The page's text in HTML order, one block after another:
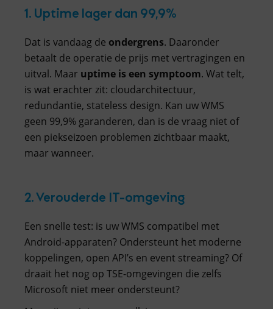
1. Uptime lager dan 99,9%
Dat is vandaag de ondergrens. Daaronder
betaalt de operatie de prijs met vertragingen en
uitval. Maar uptime is een symptoom. Wat telt,
is wat erachter zit: cloudarchitectuur,
redundantie, stateless design. Kan uw WMS
geen 99,9% garanderen, dan is de vraag niet of
een piekseizoen problemen zichtbaar maakt,
maar wanneer.
2. Verouderde IT-omgeving
Een snelle test: is uw WMS compatibel met
Android-apparaten? Ondersteunt het moderne
koppelingen, open API’s en event streaming? Of
draait het nog op TSE-omgevingen die zelfs
Microsoft niet meer ondersteunt?